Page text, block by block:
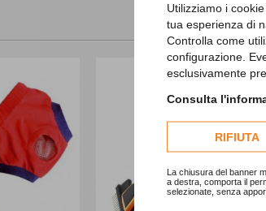
Utilizziamo i
tua esperienza di
Controlla come
configurazione.
esclusivamente
Consulta
RIFIUTA
La chiusura del banner
a destra, comporta il
selezionate, senza